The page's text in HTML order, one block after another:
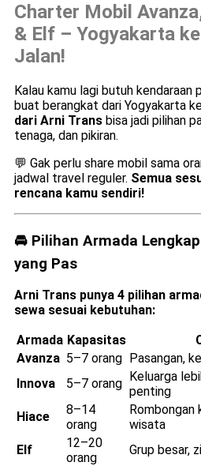
Charter Mobil
& Elf – Yogyakarta
Jalan!
Kalau kamu lagi butuh kendaraan
buat berangkat dari Yogyakarta
dari Arni Trans bisa jadi pilihan
tenaga, dan pikiran.
💬 Gak perlu share mobil sama
jadwal travel reguler. Semua
rencana kamu sendiri!
🚘 Pilihan Armada
yang Pas
Arni Trans punya 4 pilihan
sewa sesuai kebutuhan:
Armada Kapasitas
Avanza 5–7 orang Pasangan,
Innova
5–7 orang Keluarga
penting
Hiace
8–14
orang
Rombongan
wisata
Elf
12–20
orang
Grup besar,